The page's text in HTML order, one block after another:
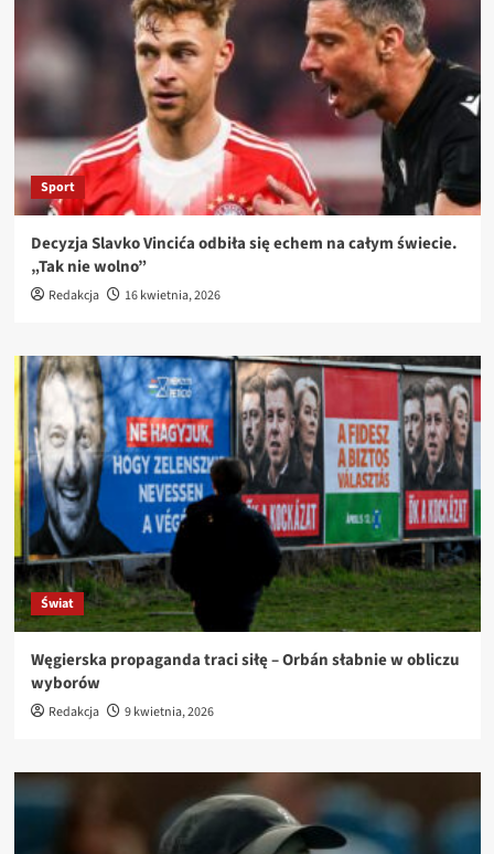
Sport
Decyzja Slavko Vincića odbiła się echem na całym świecie.
„Tak nie wolno”
Redakcja 16 kwietnia, 2026
Świat
Węgierska propaganda traci siłę – Orbán słabnie w obliczu
wyborów
Redakcja 9 kwietnia, 2026